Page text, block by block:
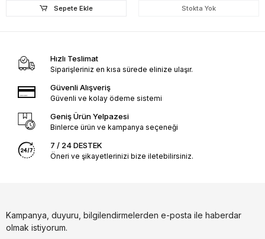
Sepete Ekle Stokta Yok
Hızlı Teslimat
Siparişleriniz en kısa sürede elinize ulaşır.
Güvenli Alışveriş
Güvenli ve kolay ödeme sistemi
Geniş Ürün Yelpazesi
Binlerce ürün ve kampanya seçeneği
7 / 24 DESTEK
Öneri ve şikayetlerinizi bize iletebilirsiniz.
Kampanya, duyuru, bilgilendirmelerden e-posta ile haberdar
olmak istiyorum.